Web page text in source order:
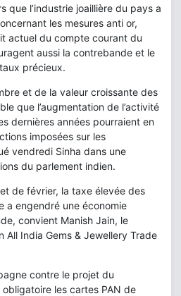
que l’industrie joaillière du pays a
les mesures anti or,
actuel du compte courant du
aussi la contrebande et le
précieux.
et de la valeur croissante des
que l’augmentation de l’activité
dernières années pourraient en
imposées sur les
vendredi Sinha dans une
du parlement indien.
de février, la taxe élevée des
a engendré une économie
convient Manish Jain, le
All India Gems & Jewellery Trade
contre le projet du
les cartes PAN de